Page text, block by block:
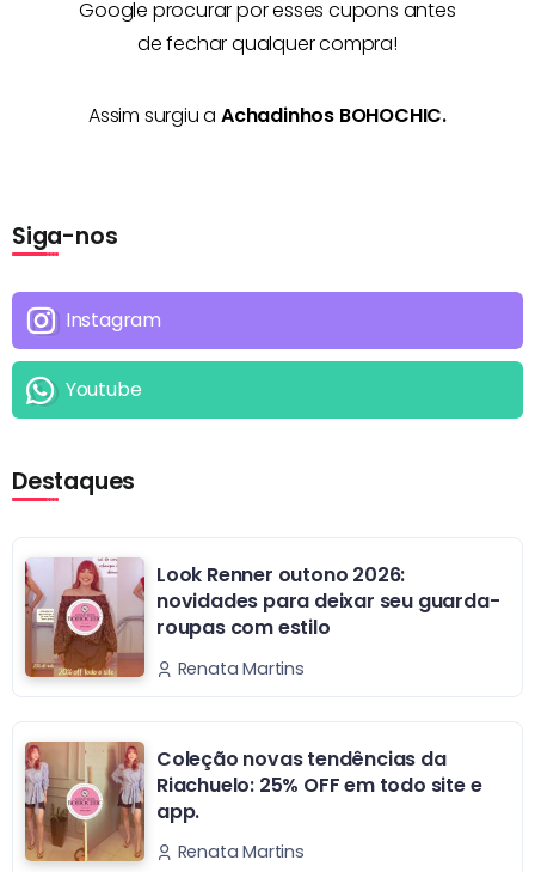
Google procurar por esses cupons antes
de fechar qualquer compra!
Assim surgiu a Achadinhos BOHOCHIC.
Siga-nos
Instagram
Youtube
Destaques
Look Renner outono 2026:
novidades para deixar seu guarda-
roupas com estilo
Renata Martins
Coleção novas tendências da
Riachuelo: 25% OFF em todo site e
app.
Renata Martins